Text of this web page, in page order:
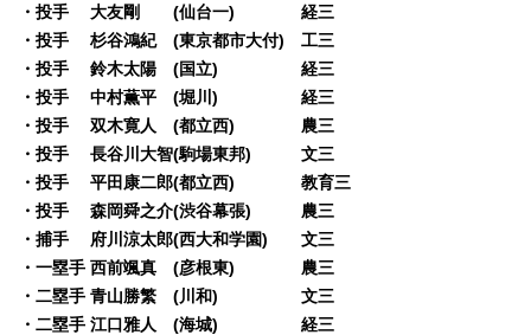
・投手 大友剛 (仙台一) 経三
・投手 杉谷鴻紀 (東京都市大付) 工三
・投手 鈴木太陽 (国立) 経三
・投手 中村薫平 (堀川) 経三
・投手 双木寛人 (都立西) 農三
・投手 長谷川大智(駒場東邦) 文三
・投手 平田康二郎(都立西) 教育三
・投手 森岡舜之介(渋谷幕張) 農三
・捕手 府川涼太郎(西大和学園) 文三
・一塁手 西前颯真 (彦根東) 農三
・二塁手 青山勝繁 (川和) 文三
・二塁手 江口雅人 (海城) 経三